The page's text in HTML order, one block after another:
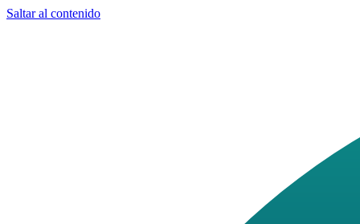
Saltar al contenido